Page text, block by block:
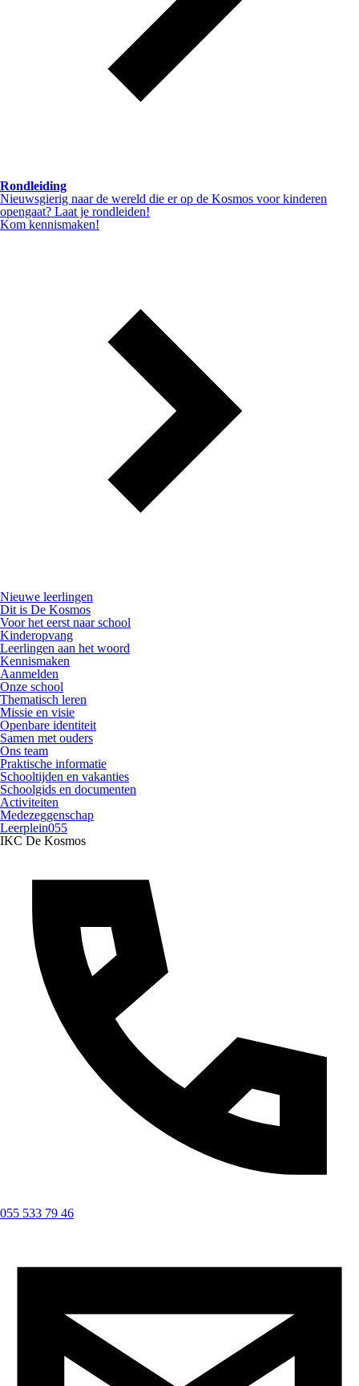
Rondleiding
Nieuwsgierig naar de wereld die er op de Kosmos voor kinderen
opengaat? Laat je rondleiden!
Kom kennismaken!
Nieuwe leerlingen
Dit is De Kosmos
Voor het eerst naar school
Kinderopvang
Leerlingen aan het woord
Kennismaken
Aanmelden
Onze school
Thematisch leren
Missie en visie
Openbare identiteit
Samen met ouders
Ons team
Praktische informatie
Schooltijden en vakanties
Schoolgids en documenten
Activiteiten
Medezeggenschap
Leerplein055
IKC De Kosmos
055 533 79 46